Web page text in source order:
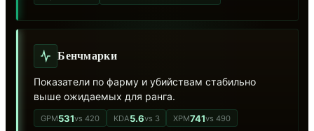
Бенчмарки
Показатели по фарму и убийствам стабильно
выше ожидаемых для ранга.
GPM531vs 420 KDA5.6vs 3 XPM741vs 490